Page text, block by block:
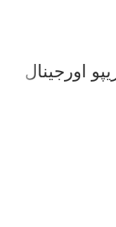
اورجینال